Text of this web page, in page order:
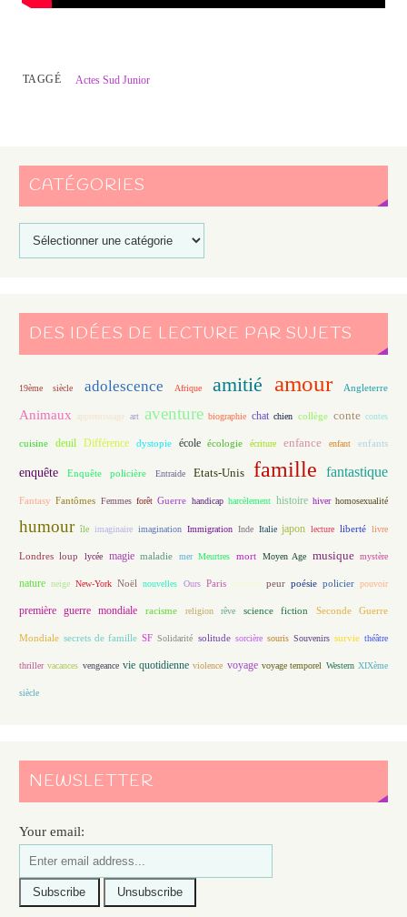
TAGGÉ Actes Sud Junior
CATÉGORIES
DES IDÉES DE LECTURE PAR SUJETS
19ème siècle adolescence Afrique amitié amour Angleterre
Animaux apprentissage art aventure biographie chat chien collège conte contes
cuisine deuil Différence dystopie école écologie écriture enfance enfant enfants
enquête Enquête policière Entraide Etats-Unis famille fantastique
Fantasy Fantômes Femmes forêt Guerre handicap harcèlement histoire hiver homosexualité
humour île imaginaire imagination Immigration Inde Italie japon lecture liberté livre
Londres loup lycée magie maladie mer Meurtres mort Moyen Age musique mystère
nature neige New-York Noël nouvelles Ours Paris peinture peur poésie policier pouvoir
première guerre mondiale racisme religion rêve science fiction Seconde Guerre
Mondiale secrets de famille SF Solidarité solitude sorcière souris Souvenirs survie théâtre
thriller vacances vengeance vie quotidienne violence voyage voyage temporel Western XIXème
siècle
NEWSLETTER
Your email: